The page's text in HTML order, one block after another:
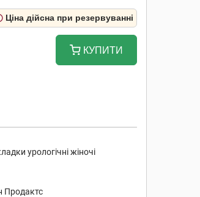
Ціна дійсна при резервуванні
КУПИТИ
урологічні жіночі
Продактс